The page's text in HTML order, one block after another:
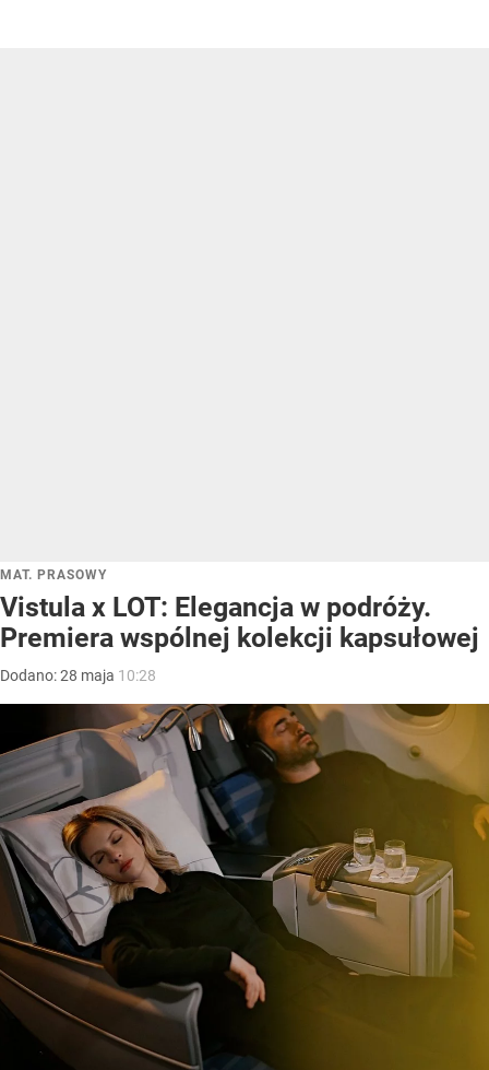
MAT. PRASOWY
Vistula x LOT: Elegancja w podróży.
Premiera wspólnej kolekcji kapsułowej
Dodano:28 maja 10:28